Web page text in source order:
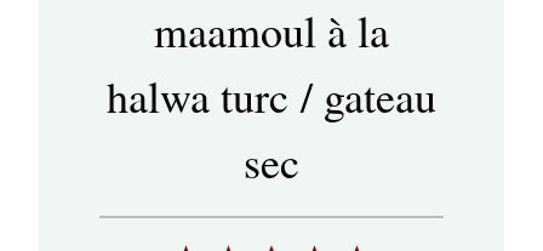
maamoul à la
halwa turc / gateau
sec